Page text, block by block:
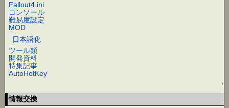
Fallout4.ini
コンソール
難易度設定
MOD
日本語化
ツール類
開発資料
特集記事
AutoHotKey
↑
情報交換